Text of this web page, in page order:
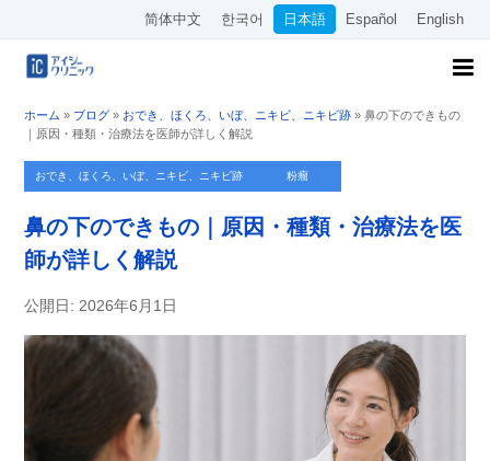
简体中文 한국어 日本語 Español English
ホーム » ブログ » おでき、ほくろ、いぼ、ニキビ、ニキビ跡 » 鼻の下のできもの
｜原因・種類・治療法を医師が詳しく解説
おでき、ほくろ、いぼ、ニキビ、ニキビ跡 粉瘤
鼻の下のできもの｜原因・種類・治療法を医
師が詳しく解説
公開日: 2026年6月1日